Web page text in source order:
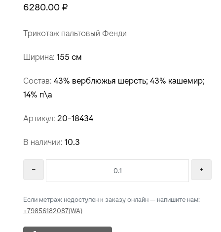
6280.00 ₽
Трикотаж пальтовый Фенди
Ширина: 155 см
Состав: 43% верблюжья шерсть; 43% кашемир;
14% п\а
Артикул: 20-18434
В наличии: 10.3
Если метраж недоступен к заказу онлайн — напишите нам:
+79856182087(WA)